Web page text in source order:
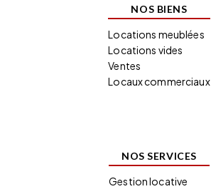
NOS BIENS
Locations meublées
Locations vides
Ventes
Locaux commerciaux
NOS SERVICES
Gestion locative